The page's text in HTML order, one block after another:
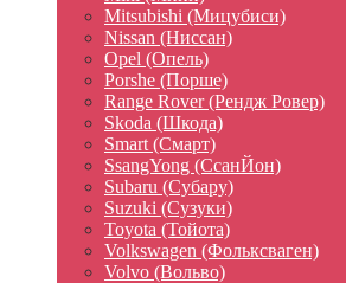
Mitsubishi (Мицубиси)
Nissan (Ниссан)
Opel (Опель)
Porshe (Порше)
Range Rover (Рендж Ровер)
Skoda (Шкода)
Smart (Смарт)
SsangYong (СсанЙон)
Subaru (Субару)
Suzuki (Сузуки)
Toyota (Тойота)
Volkswagen (Фольксваген)
Volvo (Вольво)